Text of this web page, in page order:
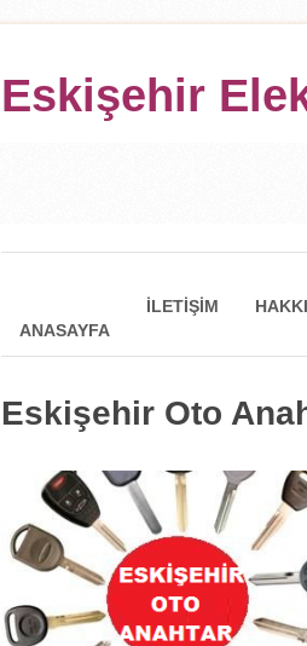
Eskişehir
ANASAYFA
İLETIŞIM
Eskişehir Oto